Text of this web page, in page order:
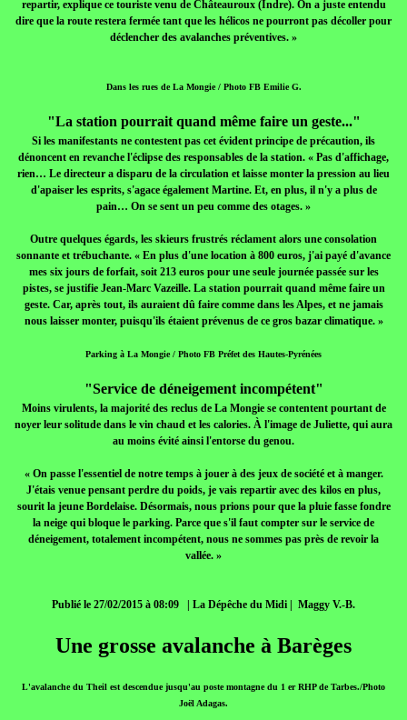
repartir, explique ce touriste venu de Châteauroux (Indre). On a juste entendu
dire que la route restera fermée tant que les hélicos ne pourront pas décoller pour
déclencher des avalanches préventives. »
Dans les rues de La Mongie / Photo FB Emilie G.
"La station pourrait quand même faire un geste..."
Si les manifestants ne contestent pas cet évident principe de précaution, ils
dénoncent en revanche l'éclipse des responsables de la station. « Pas d'affichage,
rien… Le directeur a disparu de la circulation et laisse monter la pression au lieu
d'apaiser les esprits, s'agace également Martine. Et, en plus, il n'y a plus de
pain… On se sent un peu comme des otages. »
Outre quelques égards, les skieurs frustrés réclament alors une consolation
sonnante et trébuchante. « En plus d'une location à 800 euros, j'ai payé d'avance
mes six jours de forfait, soit 213 euros pour une seule journée passée sur les
pistes, se justifie Jean-Marc Vazeille. La station pourrait quand même faire un
geste. Car, après tout, ils auraient dû faire comme dans les Alpes, et ne jamais
nous laisser monter, puisqu'ils étaient prévenus de ce gros bazar climatique. »
Parking à La Mongie / Photo FB Préfet des Hautes-Pyrénées
"Service de déneigement incompétent"
Moins virulents, la majorité des reclus de La Mongie se contentent pourtant de
noyer leur solitude dans le vin chaud et les calories. À l'image de Juliette, qui aura
au moins évité ainsi l'entorse du genou.
« On passe l'essentiel de notre temps à jouer à des jeux de société et à manger.
J'étais venue pensant perdre du poids, je vais repartir avec des kilos en plus,
sourit la jeune Bordelaise. Désormais, nous prions pour que la pluie fasse fondre
la neige qui bloque le parking. Parce que s'il faut compter sur le service de
déneigement, totalement incompétent, nous ne sommes pas près de revoir la
vallée. »
Publié le 27/02/2015 à 08:09 | La Dépêche du Midi | Maggy V.-B.
Une grosse avalanche à Barèges
L'avalanche du Theil est descendue jusqu'au poste montagne du 1 er RHP de Tarbes./Photo
Joël Adagas.